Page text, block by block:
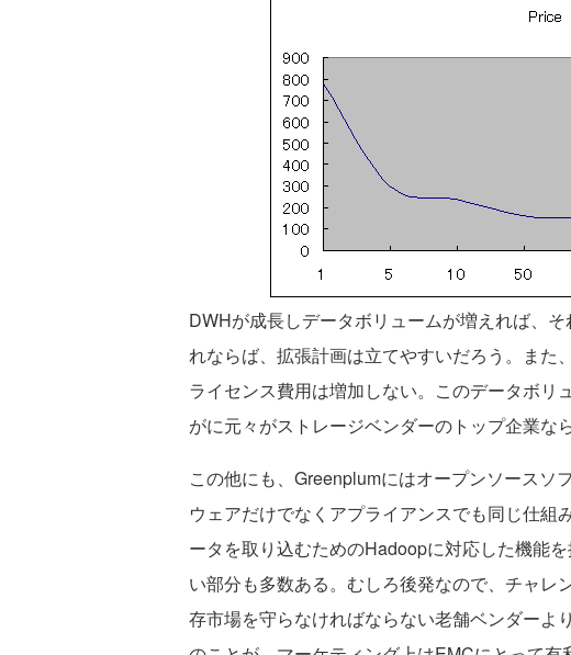
DWHが成長しデータボリュームが増えれば、
れならば、拡張計画は立てやすいだろう。また
ライセンス費用は増加しない。このデータボリ
がに元々がストレージベンダーのトップ企業な
この他にも、Greenplumにはオープンソースソ
ウェアだけでなくアプライアンスでも同じ仕
ータを取り込むためのHadoopに対応した機能
い部分も多数ある。むしろ後発なので、チャレ
存市場を守らなければならない老舗ベンダーよ